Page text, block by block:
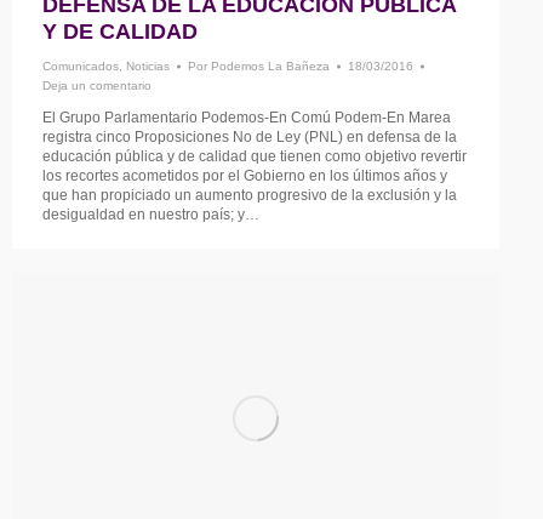
DEFENSA DE LA EDUCACIÓN PÚBLICA
Y DE CALIDAD
Comunicados, Noticias Por Podemos La Bañeza
18/03/2016
Deja un comentario
El Grupo Parlamentario Podemos-En Comú Podem-En Marea
registra cinco Proposiciones No de Ley (PNL) en defensa de la
educación pública y de calidad que tienen como objetivo revertir
los recortes acometidos por el Gobierno en los últimos años y
que han propiciado un aumento progresivo de la exclusión y la
desigualdad en nuestro país; y…